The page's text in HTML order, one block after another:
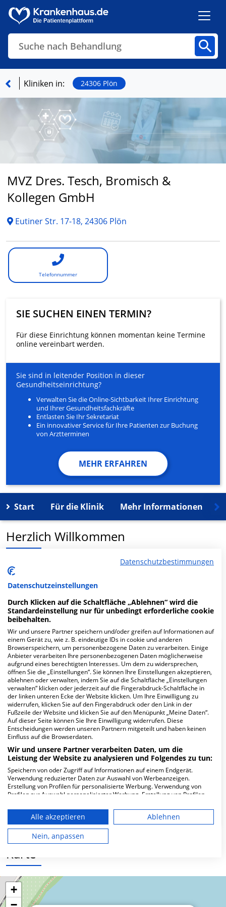
Suche nach Behandlung
Finden
Kliniken in: 24306 Plön
MVZ Dres. Tesch, Bromisch &
Kollegen GmbH
Eutiner Str. 17-18, 24306 Plön
Telefonnummer
SIE SUCHEN EINEN TERMIN?
Für diese Einrichtung können momentan keine Termine
online vereinbart werden.
Sie sind in leitender Position in dieser
Gesundheitseinrichtung?
Verwalten Sie die Online-Sichtbarkeit Ihrer Einrichtung
und Ihrer Gesundheitsfachkräfte
Entlasten Sie Ihr Sekretariat
Ein innovativer Service für Ihre Patienten zur Buchung
von Arztterminen
MEHR ERFAHREN
Start Für die Klinik Mehr Informationen
Herzlich Willkommen
MVZ Dres. Tesch, Bromisch & Kollegen GmbH in der
Eutiner Str. 17-18 ist ein medizinisches
Versorgungszentrum in Plön.
Mehr Informationen
FAQ
Hier ﬁnden Sie häuﬁg gestellte Fragen zu dieser Klinik.
Wie lautet die Adresse von MVZ Dres. Tesch,
Bromisch & Kollegen GmbH?
Eutiner Str. 17-18
24306 Plön
Wie ist die Telefonnummer von MVZ Dres.
Karte
+
Datenschutzbestimmungen
Datenschutzeinstellungen
Durch Klicken auf die Schaltfläche „Ablehnen“ wird die
Standardeinstellung nur für unbedingt erforderliche cookie
beibehalten.
Wir und unsere Partner speichern und/oder greifen auf Informationen auf
einem Gerät zu, wie z. B. eindeutige IDs in cookie und anderen
Browserspeichern, um personenbezogene Daten zu verarbeiten. Einige
Anbieter verarbeiten Ihre personenbezogenen Daten möglicherweise
aufgrund eines berechtigten Interesses. Um dem zu widersprechen,
öffnen Sie die „Einstellungen“. Sie können Ihre Einstellungen akzeptieren,
ablehnen oder verwalten, indem Sie auf die Schaltfläche „Einstellungen
verwalten“ klicken oder jederzeit auf die Fingerabdruck-Schaltfläche in
der linken unteren Ecke der Website klicken. Um Ihre Einwilligung zu
widerrufen, klicken Sie auf den Fingerabdruck oder den Link in der
Fußzeile der Website und klicken Sie auf den Menüpunkt „Meine Daten“.
Auf dieser Seite können Sie Ihre Einwilligung widerrufen. Diese
Entscheidungen werden unseren Partnern mitgeteilt und haben keinen
Einfluss auf die Browserdaten.
Wir und unsere Partner verarbeiten Daten, um die
Leistung der Website zu analysieren und Folgendes zu tun:
Speichern von oder Zugriff auf Informationen auf einem Endgerät.
Verwendung reduzierter Daten zur Auswahl von Werbeanzeigen.
Erstellung von Profilen für personalisierte Werbung. Verwendung von
Profilen zur Auswahl personalisierter Werbung. Erstellung von Profilen
personalisierter Inhalte. Messung der Werbeleistung. Messung der
Performance von Inhalten. Analyse von Zielgruppen durch Statistiken
oder Kombinationen von Daten aus verschiedenen Quellen. Entwicklung
und Verbesserung der Angebote. Verwendung reduzierter Daten zur
Auswahl von Inhalten.
die USA gesendet werden.
Website/App.
Partnerliste anzeigen (1 IAB-Anbieter)
Wir nutzen Ihre Daten für folgende Zwecke:
Alle akzeptieren
Ablehnen
Nein, anpassen